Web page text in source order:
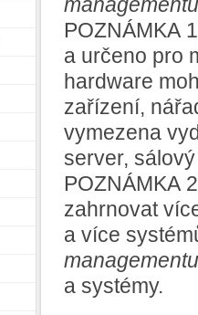
POZNÁMKA
a určeno pro
hardware
zařízení,
vymezena
server,
POZNÁMKA
zahrnovat
a více
a systémy.